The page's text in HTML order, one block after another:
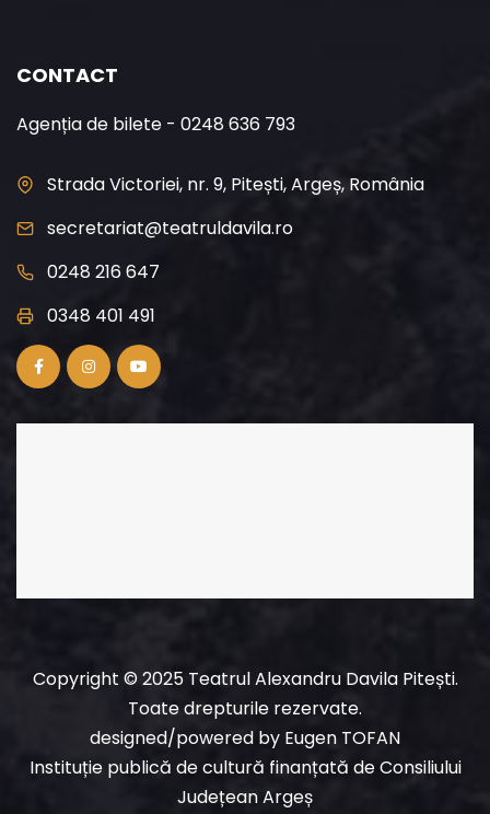
CONTACT
Agenția de bilete - 0248 636 793
Strada Victoriei, nr. 9, Pitești, Argeș, România
secretariat@teatruldavila.ro
0248 216 647
0348 401 491
Copyright © 2025 Teatrul Alexandru Davila Pitești.
Toate drepturile rezervate.
designed/powered by Eugen TOFAN
Instituție publică de cultură finanțată de Consiliului
Județean Argeș